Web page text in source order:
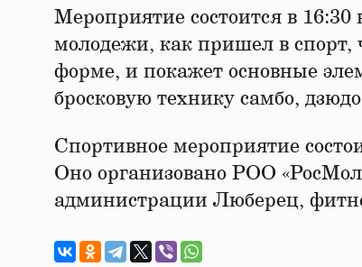
Мероприятие состоится в
молодежи, как пришел в спорт,
форме, и покажет основные
бросковую технику самбо,
Спортивное мероприятие
Оно организовано РОО
администрации Люберец,